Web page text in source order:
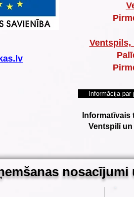
Ventspils,
Informācija
Ventspilī un
nosacījumi